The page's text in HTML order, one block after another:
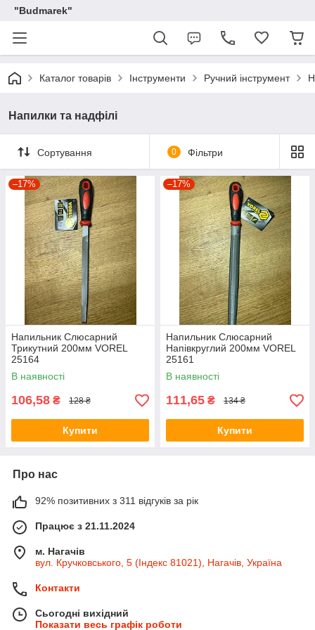
"Budmarek"
Каталог товарів Інструменти Ручний інструмент
Напилки та надфілі
Сортування 0 Фільтри
–17%
Напильник Слюсарний
Трикутний 200мм VOREL
25164
В наявності
106,58 ₴ 128 ₴
Купити
–17%
Напильник Слюсарний
Напівкруглий 200мм VOREL
25161
В наявності
111,65 ₴ 134 ₴
Купити
Про нас
92% позитивних з 311 відгуків за рік
Працює з 21.11.2024
м. Нагачів
вул. Кручковського, 5 (Індекс 81021), Нагачів, Україна
Контакти
Сьогодні вихідний
Показати весь графік роботи